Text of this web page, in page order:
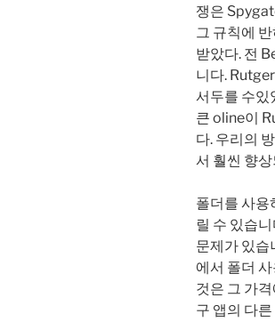
쟁은
그 규칙에
받았다. 전
니다.
서두를 수있
큰 oline이
다. 우리의
서 훨씬 향
폴더를 사용
릴 수 있습
문제가 있습
에서 폴더
것은 그 가
구 앱의 다